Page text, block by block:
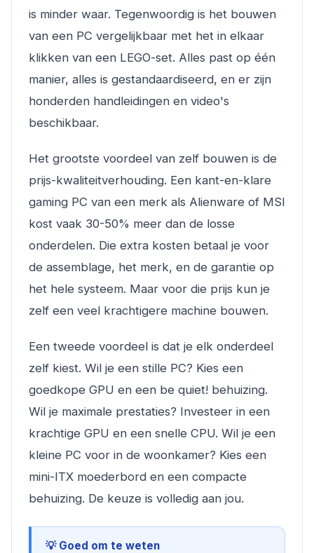
is minder waar. Tegenwoordig is het bouwen
van een PC vergelijkbaar met het in elkaar
klikken van een LEGO-set. Alles past op één
manier, alles is gestandaardiseerd, en er zijn
honderden handleidingen en video's
beschikbaar.
Het grootste voordeel van zelf bouwen is de
prijs-kwaliteitverhouding. Een kant-en-klare
gaming PC van een merk als Alienware of MSI
kost vaak 30-50% meer dan de losse
onderdelen. Die extra kosten betaal je voor
de assemblage, het merk, en de garantie op
het hele systeem. Maar voor die prijs kun je
zelf een veel krachtigere machine bouwen.
Een tweede voordeel is dat je elk onderdeel
zelf kiest. Wil je een stille PC? Kies een
goedkope GPU en een be quiet! behuizing.
Wil je maximale prestaties? Investeer in een
krachtige GPU en een snelle CPU. Wil je een
kleine PC voor in de woonkamer? Kies een
mini-ITX moederbord en een compacte
behuizing. De keuze is volledig aan jou.
💡 Goed om te weten